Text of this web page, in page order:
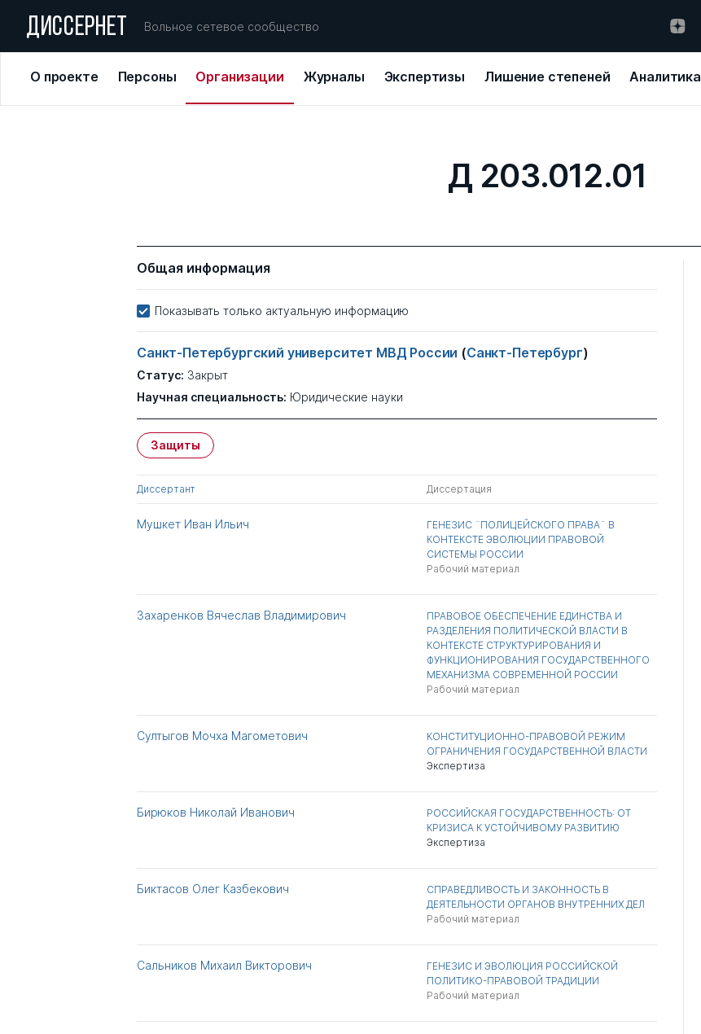
ДИССЕРНЕТ Вольное сетевое сообщество
О проекте Персоны Организации Журналы Экспертизы Лишение степеней Аналитика
Д 203.012.01
Общая информация
Показывать только актуальную информацию
Санкт-Петербургский университет МВД России (Санкт-Петербург)
Статус: Закрыт
Научная специальность: Юридические науки
Защиты
Диссертант Диссертация
Мушкет Иван Ильич
ГЕНЕЗИС ¨ПОЛИЦЕЙСКОГО ПРАВА¨ В
КОНТЕКСТЕ ЭВОЛЮЦИИ ПРАВОВОЙ
СИСТЕМЫ РОССИИ
Рабочий материал
Захаренков Вячеслав Владимирович
ПРАВОВОЕ ОБЕСПЕЧЕНИЕ ЕДИНСТВА И
РАЗДЕЛЕНИЯ ПОЛИТИЧЕСКОЙ ВЛАСТИ В
КОНТЕКСТЕ СТРУКТУРИРОВАНИЯ И
ФУНКЦИОНИРОВАНИЯ ГОСУДАРСТВЕННОГО
МЕХАНИЗМА СОВРЕМЕННОЙ РОССИИ
Рабочий материал
Султыгов Мочха Магометович
КОНСТИТУЦИОННО-ПРАВОВОЙ РЕЖИМ
ОГРАНИЧЕНИЯ ГОСУДАРСТВЕННОЙ ВЛАСТИ
Экспертиза
Бирюков Николай Иванович
РОССИЙСКАЯ ГОСУДАРСТВЕННОСТЬ: ОТ
КРИЗИСА К УСТОЙЧИВОМУ РАЗВИТИЮ
Экспертиза
Биктасов Олег Казбекович
СПРАВЕДЛИВОСТЬ И ЗАКОННОСТЬ В
ДЕЯТЕЛЬНОСТИ ОРГАНОВ ВНУТРЕННИХ ДЕЛ
Рабочий материал
Сальников Михаил Викторович
ГЕНЕЗИС И ЭВОЛЮЦИЯ РОССИЙСКОЙ
ПОЛИТИКО-ПРАВОВОЙ ТРАДИЦИИ
Рабочий материал